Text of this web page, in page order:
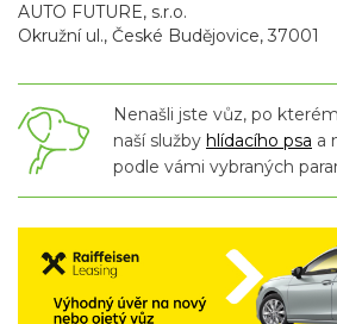
AUTO FUTURE, s.r.o.
Okružní ul., České Budějovice, 37001
Nenašli jste vůz, po
naší služby hlídacího psa a
podle vámi vybraných